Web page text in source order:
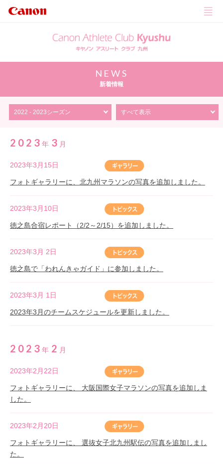
NEWS
新着情報
2023 年 3 月
2023年3月15日
フォトギャラリーに、北九州マラソンの写真を追加しました。
2023年3月10日
徳之島合宿レポート（2/2～2/15）を追加しました。
2023年3月 2日
徳之島で「われんきゃガイド」に参加しました。
2023年3月 1日
2023年3月のチームスケジュールを更新しました。
2023 年 2 月
2023年2月22日
フォトギャラリーに、 大阪国際女子マラソンの写真を追加しま
した。
2023年2月20日
フォトギャラリーに、 選抜女子北九州駅伝の写真を追加しまし
た。